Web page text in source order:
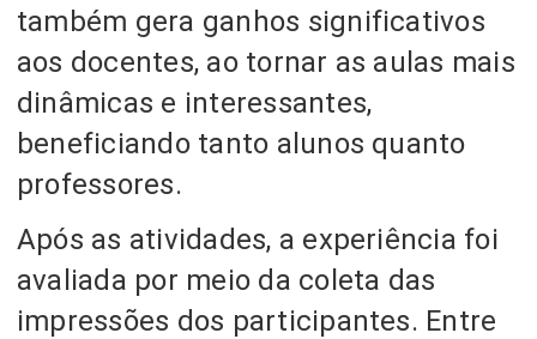
também gera ganhos significativos
aos docentes, ao tornar as aulas mais
dinâmicas e interessantes,
beneficiando tanto alunos quanto
professores.
Após as atividades, a experiência foi
avaliada por meio da coleta das
impressões dos participantes. Entre